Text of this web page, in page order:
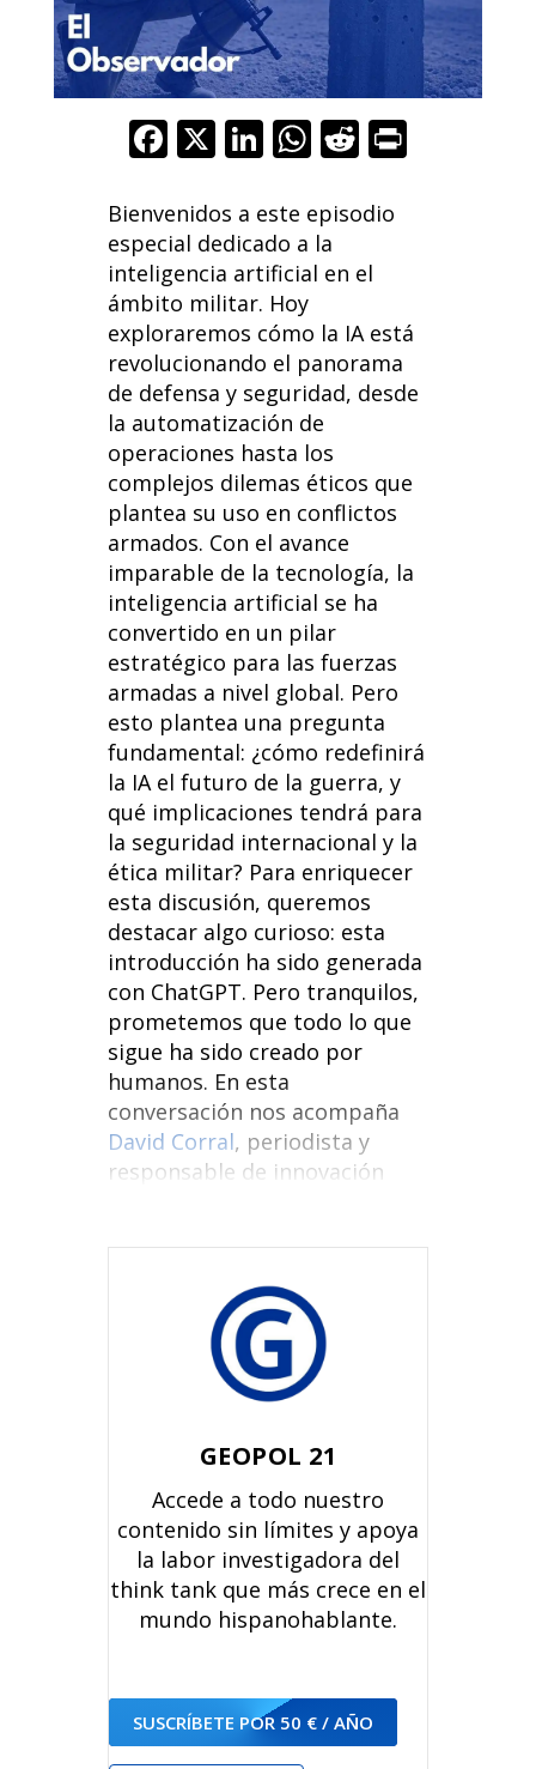
F
e
b
o
o
k
X Li
k
e
dI
n
W
at
s
A
p
p
R
d
di
t
Bienvenidos a este episodio
especial dedicado a la
inteligencia artificial en el
ámbito militar. Hoy
exploraremos cómo la IA está
revolucionando el panorama
de defensa y seguridad, desde
la automatización de
operaciones hasta los
complejos dilemas éticos que
plantea su uso en conflictos
armados. Con el avance
imparable de la tecnología, la
inteligencia artificial se ha
convertido en un pilar
estratégico para las fuerzas
armadas a nivel global. Pero
esto plantea una pregunta
fundamental: ¿cómo redefinirá
la IA el futuro de la guerra, y
qué implicaciones tendrá para
la seguridad internacional y la
ética militar? Para enriquecer
esta discusión, queremos
destacar algo curioso: esta
introducción ha sido generada
con ChatGPT. Pero tranquilos,
prometemos que todo lo que
sigue ha sido creado por
humanos. En esta
conversación nos acompaña
David Corral, periodista y
responsable de innovación
GEOPOL 21
Accede a todo nuestro
contenido sin límites y apoya
la labor investigadora del
think tank que más crece en el
mundo hispanohablante.
SUSCRÍBETE POR 50 € / AÑO